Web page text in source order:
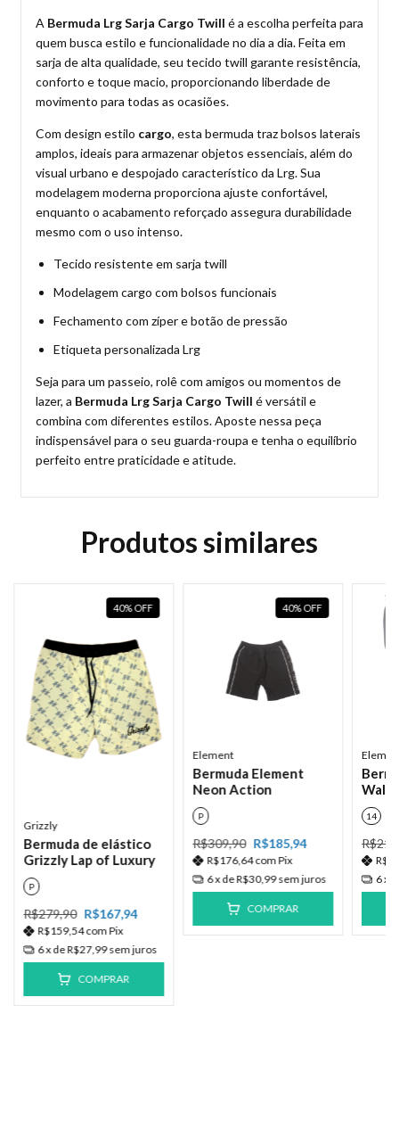
A Bermuda Lrg Sarja Cargo Twill é a escolha perfeita para
quem busca estilo e funcionalidade no dia a dia. Feita em
sarja de alta qualidade, seu tecido twill garante resistência,
conforto e toque macio, proporcionando liberdade de
movimento para todas as ocasiões.
Com design estilo cargo, esta bermuda traz bolsos laterais
amplos, ideais para armazenar objetos essenciais, além do
visual urbano e despojado característico da Lrg. Sua
modelagem moderna proporciona ajuste confortável,
enquanto o acabamento reforçado assegura durabilidade
mesmo com o uso intenso.
Tecido resistente em sarja twill
Modelagem cargo com bolsos funcionais
Fechamento com zíper e botão de pressão
Etiqueta personalizada Lrg
Seja para um passeio, rolê com amigos ou momentos de
lazer, a Bermuda Lrg Sarja Cargo Twill é versátil e
combina com diferentes estilos. Aposte nessa peça
indispensável para o seu guarda-roupa e tenha o equilíbrio
perfeito entre praticidade e atitude.
Produtos similares
40%OFF
Grizzly
Bermuda de elástico
Grizzly Lap of Luxury
P
R$279,90 R$167,94
R$159,54com Pix
6x deR$27,99 sem juros
COMPRAR
40%OFF
Element
Bermuda Element
Neon Action
P
R$309,90 R$185,94
R$176,64com Pix
6x deR$30,99sem juros
COMPRAR
Walk
14
6x